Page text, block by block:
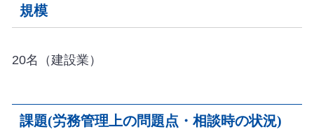
規模
20名（建設業）
課題(労務管理上の問題点・相談時の状況)